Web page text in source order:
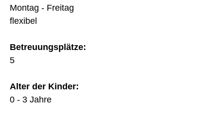
Montag - Freitag
flexibel
Betreuungsplätze:
5
Alter der Kinder:
0 - 3 Jahre